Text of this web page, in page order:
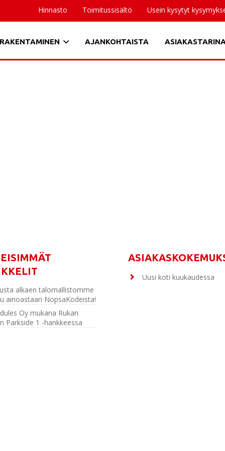
Hinnasto Toimitussisältö Usein kysytyt
AJANKOHTAISTA
alkaen talomallistomme
ainoastaan NopsaKodeista!
Oy mukana Rukan
Parkside 1 -hankkeessa
Uusi koti kuukaudessa